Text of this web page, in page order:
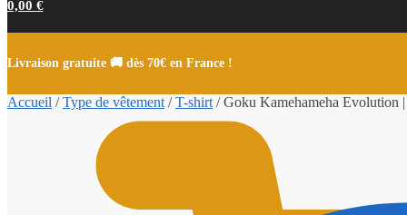
0,00 €
Livraison gratuite 🚚 dès 70€ en France !
Accueil /Type de vêtement /T-shirt /Goku Kamehameha Evolution